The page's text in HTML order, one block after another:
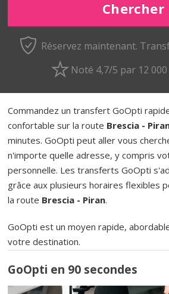
Réservez maintenant.
Noté 4,7/5 par 12
Commandez un transfert GoOpti
confortable sur la route Brescia -
minutes. GoOpti peut aller vous
n'importe quelle adresse, y compris
personnelle. Les transferts GoOpti
grâce aux plusieurs horaires flexibles
la route Brescia - Piran.
GoOpti est un moyen rapide,
votre destination.
GoOpti en 90 secondes